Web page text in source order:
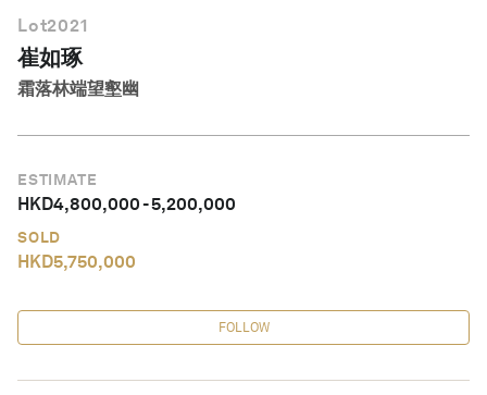
Lot2021
崔如琢
霜落林端望壑幽
ESTIMATE
HKD4,800,000-5,200,000
SOLD
HKD5,750,000
FOLLOW